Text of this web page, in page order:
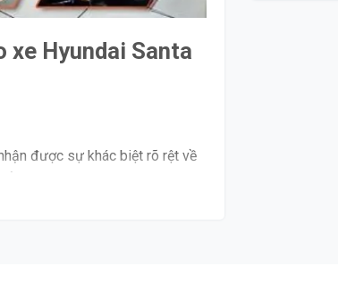
xe Hyundai Santa
được sự khác biệt rõ rệt về
xạ từ 60-98% nhiệt lượng từ
gian xe. Điều này không chỉ tạo